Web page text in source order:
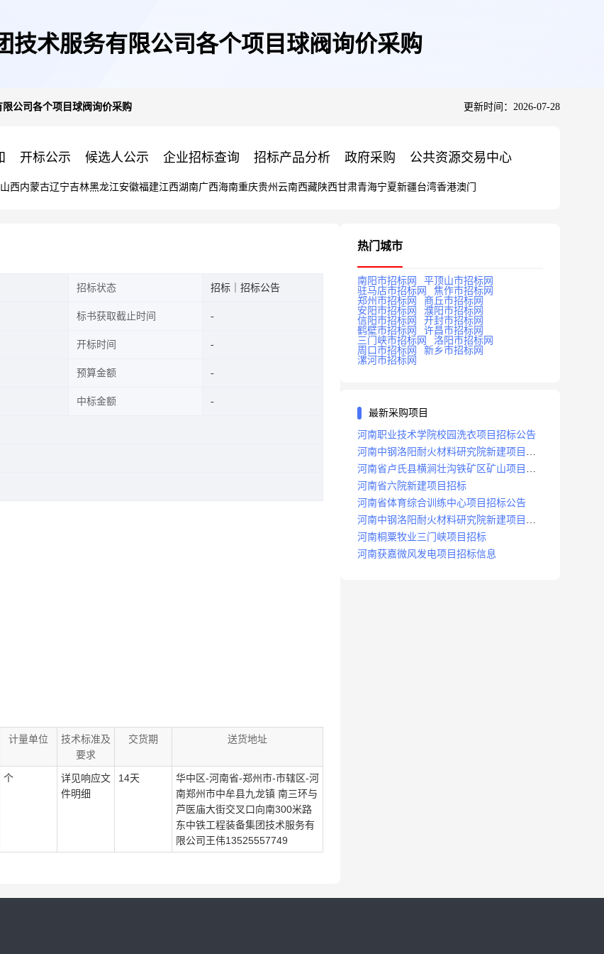
技术服务有限公司各个项目球阀询价采购
公司各个项目球阀询价采购 更新时间：2026-07-28
开标公示 候选人公示 企业招标查询 招标产品分析 政府采购 公共资源交易中心
山西内蒙古辽宁吉林黑龙江安徽福建江西湖南广西海南重庆贵州 云南西藏陕西甘肃青海宁夏新疆台湾香港澳门
招标状态 招标｜招标公告
标书获取截止时间
开标时间
预算金额
中标金额
计量单位
技术标准及
要求
交货期 送货地址
个
详见响应文
件明细
14天
华中区-河南省-郑州市-市辖区-河
南郑州市中牟县九龙镇 南三环与
芦医庙大街交叉口向南300米路
东中铁工程装备集团技术服务有
限公司王伟13525557749
热门城市
南阳市招标网
平顶山市招标网
驻马店市招标网
焦作市招标网
郑州市招标网
商丘市招标网
安阳市招标网
濮阳市招标网
信阳市招标网
开封市招标网
鹤壁市招标网
许昌市招标网
三门峡市招标网
洛阳市招标网
周口市招标网
新乡市招标网
漯河市招标网
最新采购项目
河南职业技术学院校园洗衣项目招标公告
河南中钢洛阳耐火材料研究院新建项目招
标
河南省卢氏县横涧壮沟铁矿区矿山项目招
标公告
河南省六院新建项目招标
河南省体育综合训练中心项目招标公告
河南中钢洛阳耐火材料研究院新建项目招
标
河南桐粟牧业三门峡项目招标
河南获嘉微风发电项目招标信息